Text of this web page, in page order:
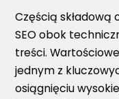
Częścią
SEO obok
treści.
jednym z
osiągnięciu